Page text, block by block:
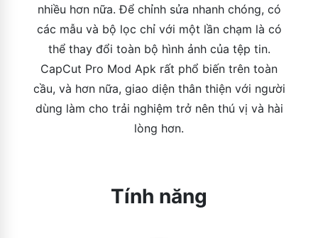
nhiều hơn nữa. Để chỉnh sửa nhanh chóng, có
các mẫu và bộ lọc chỉ với một lần chạm là có
thể thay đổi toàn bộ hình ảnh của tệp tin.
CapCut Pro Mod Apk rất phổ biến trên toàn
cầu, và hơn nữa, giao diện thân thiện với người
dùng làm cho trải nghiệm trở nên thú vị và hài
lòng hơn.
Tính năng